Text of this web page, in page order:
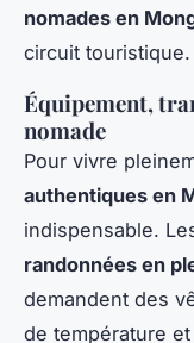
nomades en
circuit touristique.
Équipement,
nomade
Pour vivre
authentiques en
indispensable.
randonnées en
demandent des
de température